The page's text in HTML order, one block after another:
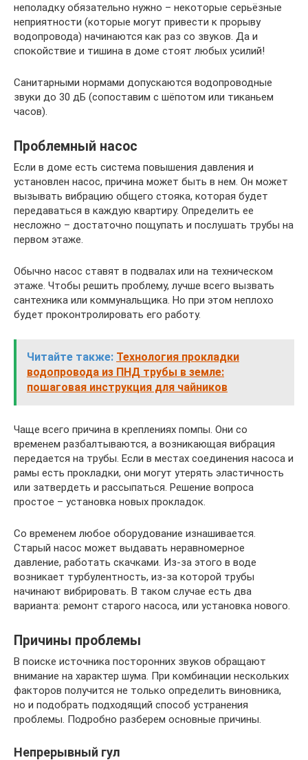
неполадку обязательно нужно – некоторые серьёзные
неприятности (которые могут привести к прорыву
водопровода) начинаются как раз со звуков. Да и
спокойствие и тишина в доме стоят любых усилий!
Санитарными нормами допускаются водопроводные
звуки до 30 дБ (сопоставим с шёпотом или тиканьем
часов).
Проблемный насос
Если в доме есть система повышения давления и
установлен насос, причина может быть в нем. Он может
вызывать вибрацию общего стояка, которая будет
передаваться в каждую квартиру. Определить ее
несложно – достаточно пощупать и послушать трубы на
первом этаже.
Обычно насос ставят в подвалах или на техническом
этаже. Чтобы решить проблему, лучше всего вызвать
сантехника или коммунальщика. Но при этом неплохо
будет проконтролировать его работу.
Читайте также: Технология прокладки
водопровода из ПНД трубы в земле:
пошаговая инструкция для чайников
Чаще всего причина в креплениях помпы. Они со
временем разбалтываются, а возникающая вибрация
передается на трубы. Если в местах соединения насоса и
рамы есть прокладки, они могут утерять эластичность
или затвердеть и рассыпаться. Решение вопроса
простое – установка новых прокладок.
Со временем любое оборудование изнашивается.
Старый насос может выдавать неравномерное
давление, работать скачками. Из-за этого в воде
возникает турбулентность, из-за которой трубы
начинают вибрировать. В таком случае есть два
варианта: ремонт старого насоса, или установка нового.
Причины проблемы
В поиске источника посторонних звуков обращают
внимание на характер шума. При комбинации нескольких
факторов получится не только определить виновника,
но и подобрать подходящий способ устранения
проблемы. Подробно разберем основные причины.
Непрерывный гул